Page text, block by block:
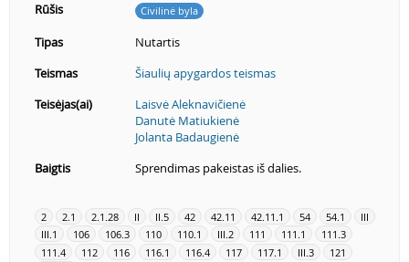
Rūšis
Civilinė byla
Tipas
Nutartis
Teismas
Šiaulių apygardos teismas
Teisėjas(ai)
Laisvė Aleknavičienė
Danutė Matiukienė
Jolanta Badaugienė
Baigtis
Sprendimas pakeistas iš dalies.
2 2.1 2.1.28 II II.5 42 42.11 42.11.1 54 54.1
III
III.1
106 106.3 110 110.1 III.2 111 111.1
111.3
111.4
112 116 116.1 116.4 117 117.1 III.3
121